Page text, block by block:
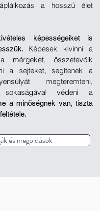
a hosszú élet
képességeiket is
Képesek kivinni a
mérgeket, összetevőik
a sejteket, segítenek a
megteremteni,
sokaságával védeni a
a minőségnek van, tiszta
és megoldások